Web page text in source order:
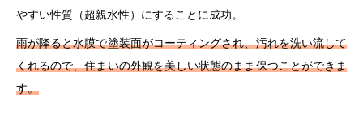
やすい性質（超親水性）にすることに成功。
雨が降ると水膜で塗装面がコーティングされ、汚れを洗い流して
くれるので、住まいの外観を美しい状態のまま保つことができま
す。